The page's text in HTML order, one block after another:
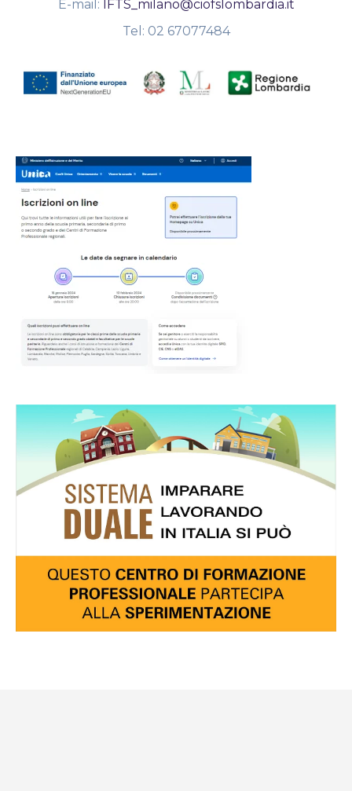
E-mail: IFTS_milano@ciofslombardia.it
Tel: 02 67077484